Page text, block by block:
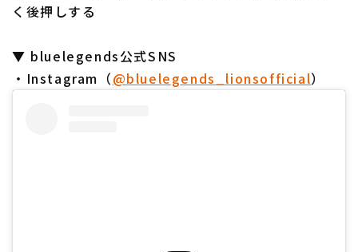
く後押しする
▼ bluelegends公式SNS
・Instagram（@bluelegends_lionsofficial）